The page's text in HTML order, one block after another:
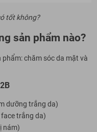
tốt không?
sản phẩm nào?
chăm sóc da mặt và
dưỡng trắng da)
face trắng da)
nám)